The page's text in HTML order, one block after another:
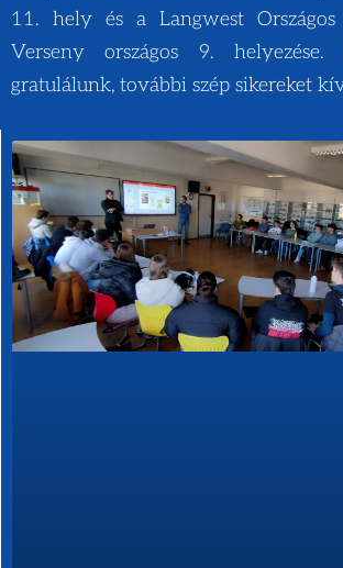
11. hely és a Langwest Országos
Verseny országos 9. helyezése.
gratulálunk, további szép sikereket